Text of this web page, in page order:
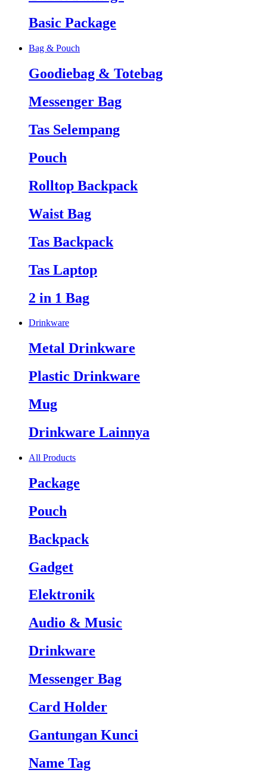
Basic Package
Bag & Pouch
Goodiebag & Totebag
Messenger Bag
Tas Selempang
Pouch
Rolltop Backpack
Waist Bag
Tas Backpack
Tas Laptop
2 in 1 Bag
Drinkware
Metal Drinkware
Plastic Drinkware
Mug
Drinkware Lainnya
All Products
Package
Pouch
Backpack
Gadget
Elektronik
Audio & Music
Drinkware
Messenger Bag
Card Holder
Gantungan Kunci
Name Tag